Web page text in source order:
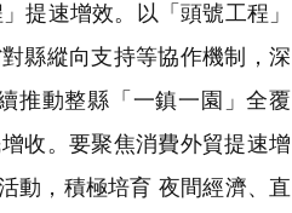
提速增效。以「頭號工程」
縣縱向支持等協作機制，深
推動整縣「一鎮一園」全覆
收。要聚焦消費外貿提速增
動，積極培育 夜間經濟、直